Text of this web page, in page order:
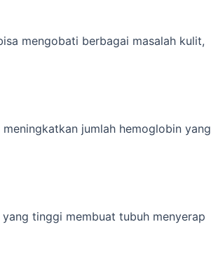
mengobati berbagai masalah kulit,
jumlah hemoglobin yang
tinggi membuat tubuh menyerap